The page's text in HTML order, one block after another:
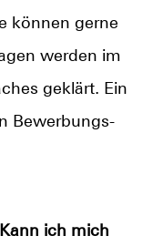
können gerne
werden im
geklärt. Ein
Bewerbungs-
ich mich